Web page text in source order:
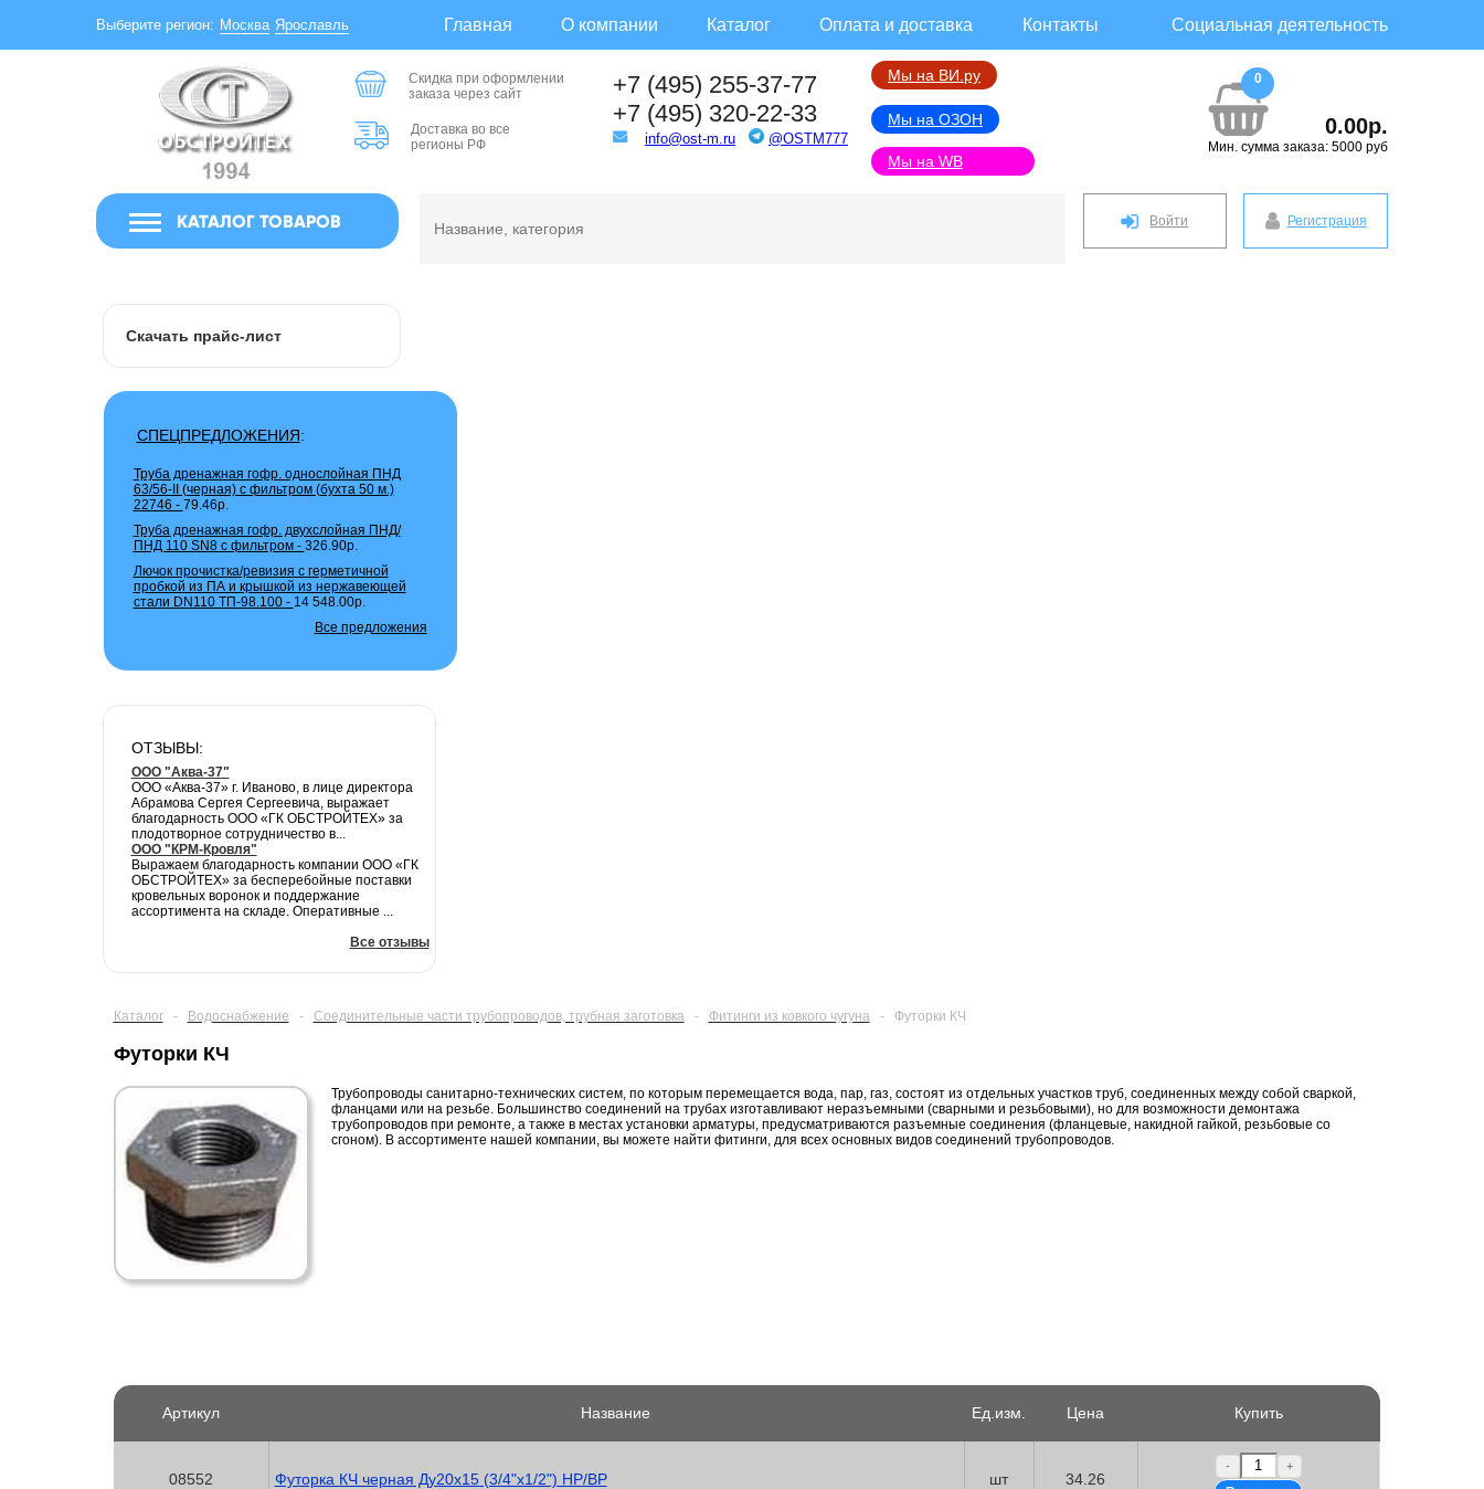
Выберите регион: Москва Ярославль Главная О компании Каталог Оплата и доставка Контакты Социальная деятельность
Скидка при оформлении
заказа через сайт
Доставка во все
регионы РФ
+7 (495) 255-37-77
+7 (495) 320-22-33
info@ost-m.ru @OSTM777
Мы на ВИ.ру
Мы на ОЗОН
Мы на WB
0
0.00р.
Мин. сумма заказа: 5000 руб
КАТАЛОГ ТОВАРОВ Регистрация
Войти
Скачать прайс-лист
СПЕЦПРЕДЛОЖЕНИЯ:
Труба дренажная гофр. однослойная ПНД
63/56-II (черная) с фильтром (бухта 50 м.)
22746 - 79.46р.
Труба дренажная гофр. двухслойная ПНД/
ПНД 110 SN8 с фильтром - 326.90р.
Лючок прочистка/ревизия с герметичной
пробкой из ПА и крышкой из нержавеющей
стали DN110 ТП-98.100 - 14 548.00р.
Все предложения
ОТЗЫВЫ:
ООО "Аква-37"
ООО «Аква-37» г. Иваново, в лице директора
Абрамова Сергея Сергеевича, выражает
благодарность ООО «ГК ОБСТРОЙТЕХ» за
плодотворное сотрудничество в...
ООО "КРМ-Кровля"
Выражаем благодарность компании ООО «ГК
ОБСТРОЙТЕХ» за бесперебойные поставки
кровельных воронок и поддержание
ассортимента на складе. Оперативные ...
Все отзывы
Каталог - Водоснабжение - Соединительные части трубопроводов, трубная заготовка - Фитинги из ковкого чугуна - Футорки КЧ
Футорки КЧ
Трубопроводы санитарно-технических систем, по которым перемещается вода, пар, газ, состоят из отдельных участков труб, соединенных между собой сваркой,
фланцами или на резьбе. Большинство соединений на трубах изготавливают неразъемными (сварными и резьбовыми), но для возможности демонтажа
трубопроводов при ремонте, а также в местах установки арматуры, предусматриваются разъемные соединения (фланцевые, накидной гайкой, резьбовые со
сгоном). В ассортименте нашей компании, вы можете найти фитинги, для всех основных видов соединений трубопроводов.
Артикул Название Ед.изм. Цена Купить
08552 Футорка КЧ черная Ду20х15 (3/4"х1/2") НР/ВР шт 34.26
- +